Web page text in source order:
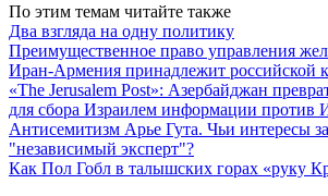
По этим темам читайте также
Два взгляда на одну политику
Преимущественное право управления
Иран-Армения принадлежит российской
«The Jerusalem Post»: Азербайджан
для сбора Израилем информации против
Антисемитизм Арье Гута. Чьи интересы
"независимый эксперт"?
Как Пол Гобл в талышских горах «руку